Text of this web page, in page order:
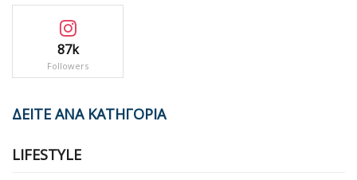
87k
Followers
ΔΕΙΤΕ ΑΝΑ ΚΑΤΗΓΟΡΙΑ
LIFESTYLE